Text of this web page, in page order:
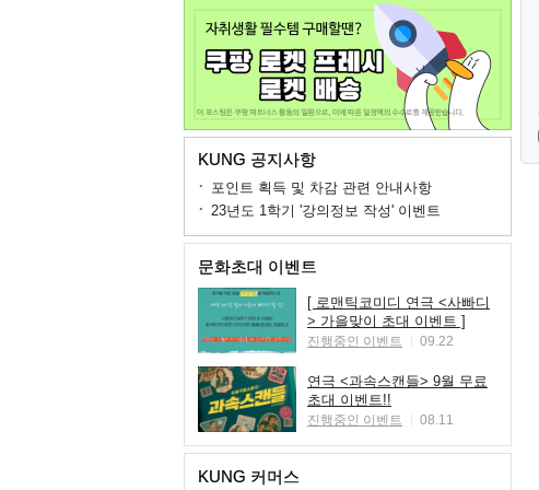
KUNG 공지사항
포인트 획득 및 차감 관련 안내사항
23년도 1학기 '강의정보 작성' 이벤트
문화초대 이벤트
[ 로맨틱코미디 연극 <사빠디
> 가을맞이 초대 이벤트 ]
진행중인 이벤트 09.22
연극 <과속스캔들> 9월 무료
초대 이벤트!!
진행중인 이벤트 08.11
KUNG 커머스